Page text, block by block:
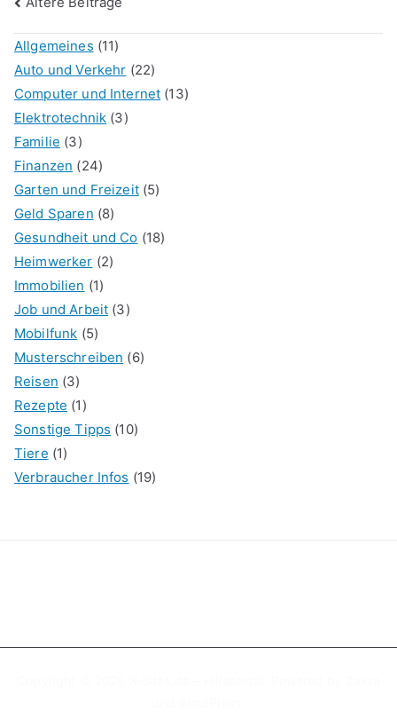
Allgemeines (11)
Auto und Verkehr (22)
Computer und Internet (13)
Elektrotechnik (3)
Familie (3)
Finanzen (24)
Garten und Freizeit(5)
Geld Sparen (8)
Gesundheit und Co (18)
Heimwerker (2)
Immobilien (1)
Job und Arbeit (3)
Mobilfunk (5)
Musterschreiben (6)
Reisen (3)
Rezepte (1)
Sonstige Tipps (10)
Tiere (1)
Verbraucher Infos (19)